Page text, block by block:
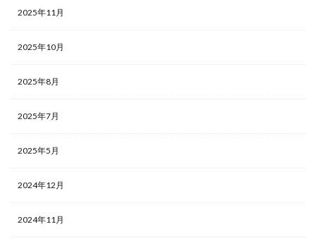
2025年11月
2025年10月
2025年8月
2025年7月
2025年5月
2024年12月
2024年11月